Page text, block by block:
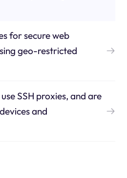
for secure web
geo-restricted
SSH proxies, and are
and